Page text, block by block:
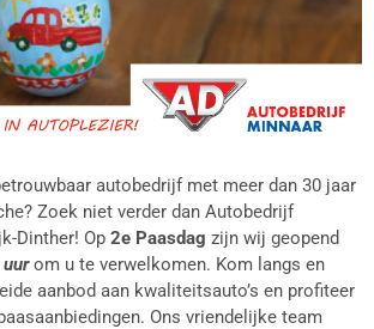
autobedrijf met meer dan 30 jaar
Zoek niet verder dan Autobedrijf
Dinther! Op 2e Paasdag zijn wij geopend
om u te verwelkomen. Kom langs en
aanbod aan kwaliteitsauto’s en profiteer
Ons vriendelijke team